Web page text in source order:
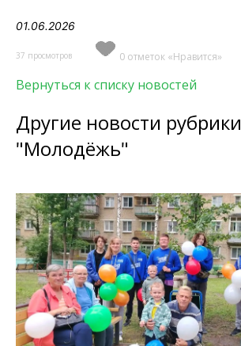
01.06.2026
37 просмотров 0 отметок «Нравится»
Вернуться к списку новостей
Другие новости рубрики
"Молодёжь"